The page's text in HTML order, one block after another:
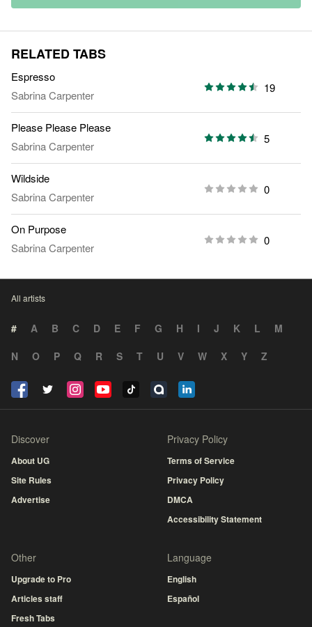
RELATED TABS
Espresso
Sabrina Carpenter
19
Please Please Please
Sabrina Carpenter
5
Wildside
Sabrina Carpenter
0
On Purpose
Sabrina Carpenter
0
All artists
# A B C D E F G H I J K L
M
N
O P Q R S T U V W X Y Z
Discover
About UG
Site Rules
Advertise
Privacy Policy
Terms of Service
Privacy Policy
DMCA
Accessibility Statement
Other
Upgrade to Pro
Articles staff
Fresh Tabs
Language
English
Español